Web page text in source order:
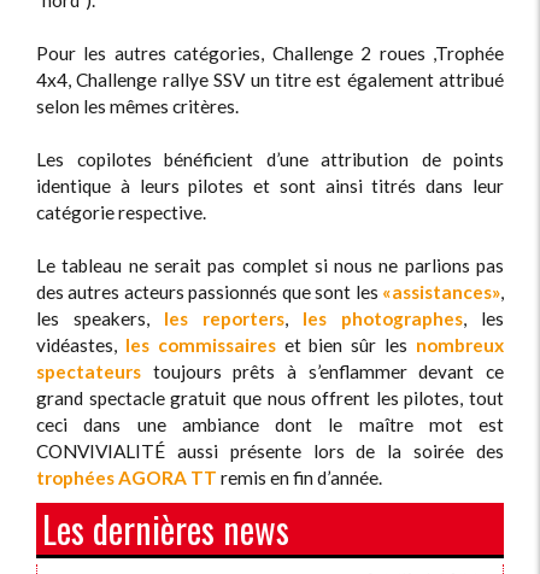
Pour les autres catégories, Challenge 2 roues ,Trophée
4x4, Challenge rallye SSV un titre est également attribué
selon les mêmes critères.
Les copilotes bénéficient d’une attribution de points
identique à leurs pilotes et sont ainsi titrés dans leur
catégorie respective.
Le tableau ne serait pas complet si nous ne parlions pas
des autres acteurs passionnés que sont les «assistances»,
les speakers, les reporters, les photographes, les
vidéastes, les commissaireset bien sûr les nombreux
spectateurs toujours prêts à s’enflammer devant ce
grand spectacle gratuit que nous offrent les pilotes, tout
ceci dans une ambiance dont le maître mot est
CONVIVIALITÉ aussi présente lors de la soirée des
trophées AGORA TT remis en fin d’année.
Les dernières news